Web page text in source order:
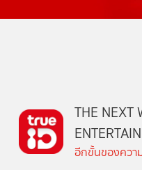
THE NEXT
อีกขั้นของควา